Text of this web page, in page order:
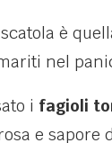
è
nel
i fagioli
e sapore